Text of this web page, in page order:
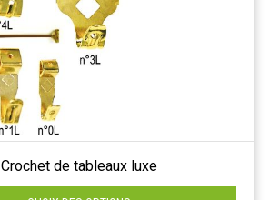
Crochet de tableaux luxe